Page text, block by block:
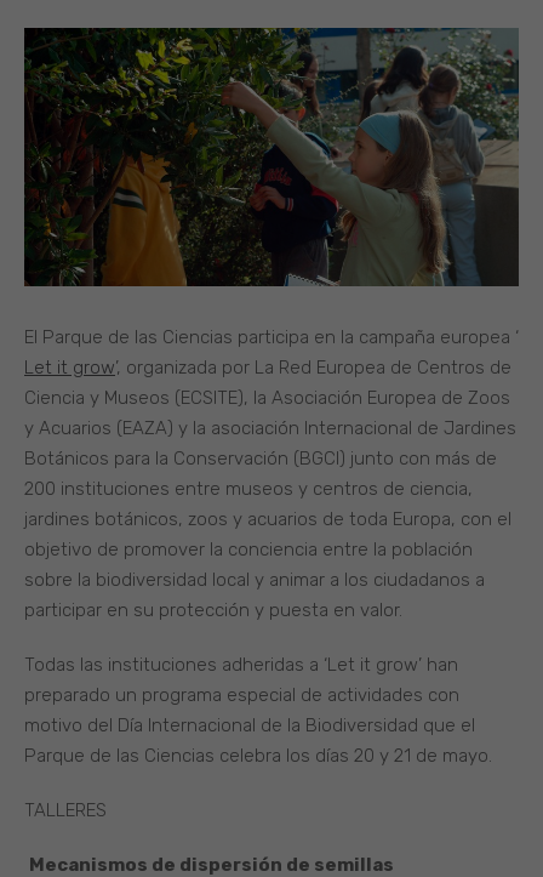
El Parque de las Ciencias participa en la campaña europea ‘
Let it grow’, organizada por La Red Europea de Centros de
Ciencia y Museos (ECSITE), la Asociación Europea de Zoos
y Acuarios (EAZA) y la asociación Internacional de Jardines
Botánicos para la Conservación (BGCI) junto con más de
200 instituciones entre museos y centros de ciencia,
jardines botánicos, zoos y acuarios de toda Europa, con el
objetivo de promover la conciencia entre la población
sobre la biodiversidad local y animar a los ciudadanos a
participar en su protección y puesta en valor.
Todas las instituciones adheridas a ‘Let it grow’ han
preparado un programa especial de actividades con
motivo del Día Internacional de la Biodiversidad que el
Parque de las Ciencias celebra los días 20 y 21 de mayo.
TALLERES
Mecanismos de dispersión de semillas